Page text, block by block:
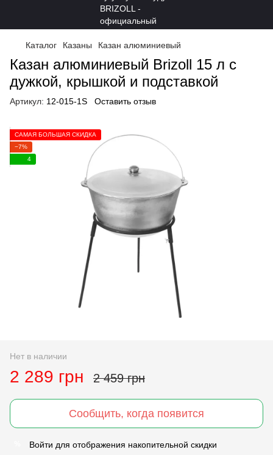
Каталог Казаны Казан алюминиевый
Казан алюминиевый Brizoll 15 л с
дужкой, крышкой и подставкой
Артикул: 12-015-1S Оставить отзыв
САМАЯ БОЛЬШАЯ СКИДКА
−7%
4
Нет в наличии
2 289 грн 2 459 грн
Сообщить, когда появится
Войти для отображения накопительной скидки